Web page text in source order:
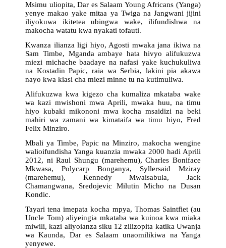
Au
Papic?
Msimu uliopita, Dar es Salaam Young Africans (Yanga)
yenye makao yake mitaa ya Twiga na Jangwani jijini
iliyokuwa ikitetea ubingwa wake, ilifundishwa na
makocha watatu kwa nyakati tofauti.
Kwanza ilianza ligi hiyo, Agosti mwaka jana ikiwa na
Sam Timbe, Mganda ambaye hata hivyo alifukuzwa
miezi michache baadaye na nafasi yake kuchukuliwa
na Kostadin Papic, raia wa Serbia, lakini pia akawa
nayo kwa kiasi cha miezi minne tu na kutimuliwa.
Alifukuzwa kwa kigezo cha kumaliza mkataba wake
wa kazi mwishoni mwa Aprili, mwaka huu, na timu
hiyo kubaki mikononi mwa kocha msaidizi na beki
mahiri wa zamani wa kimataifa wa timu hiyo, Fred
Felix Minziro.
Mbali ya Timbe, Papic na Minziro, makocha wengine
walioifundisha Yanga kuanzia mwaka 2000 hadi Aprili
2012, ni Raul Shungu (marehemu), Charles Boniface
Mkwasa, Polycarp Bonganya, Syllersaid Mziray
(marehemu), Kennedy Mwaisabula, Jack
Chamangwana, Sredojevic Milutin Micho na Dusan
Kondic.
Tayari tena imepata kocha mpya, Thomas Saintfiet (au
Uncle Tom) aliyeingia mkataba wa kuinoa kwa miaka
miwili, kazi aliyoianza siku 12 zilizopita katika Uwanja
wa Kaunda, Dar es Salaam unaomilikiwa na Yanga
yenyewe.